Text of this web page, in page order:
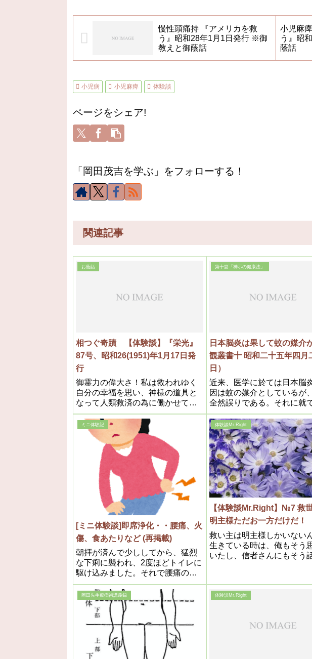
慢性頭痛持 『アメリカを救
う』昭和28年1月1日発行 ※御
教えと御蔭話
小児麻
う』昭
蔭話
小児病 小児麻痺 体験談
ページをシェア!
「岡田茂吉を学ぶ」をフォローする！
関連記事
お蔭話
相つぐ奇蹟 【体験談】『栄光』
87号、昭和26(1951)年1月17日発
行
御霊力の偉大さ！私は救われゆく
自分の幸福を思い、神様の道具と
なって人類救済の為に働かせて戴
く決心を益々強くした
第十篇「神示の健康法」
日本脳炎は果して蚊の媒介
観叢書十 昭和二十五年四月
日）
近来、医学に於ては日本脳
因は蚊の媒介としているが
全然誤りである。それに就
の研究を発表してみよう。
ミニ体験記
[ミニ体験談]即席浄化・・腰痛、火
傷、食あたりなど (再掲載)
朝拝が済んで少ししてから、猛烈
な下痢に襲われ、2度ほどトイレに
駆け込みました。それで腰痛の原
因は排泄されたよう
体験談Mr.Right
【体験談Mr.Right】№7 救
明主様ただお一方だけだ！
救い主は明主様しかいない
生きている時は、俺もそう
いたし、信者さんにもそう
全然ケタが違うんだ。この
肚で判っている人は、教団
岡田先生療病術講義録 体験談Mr.Right